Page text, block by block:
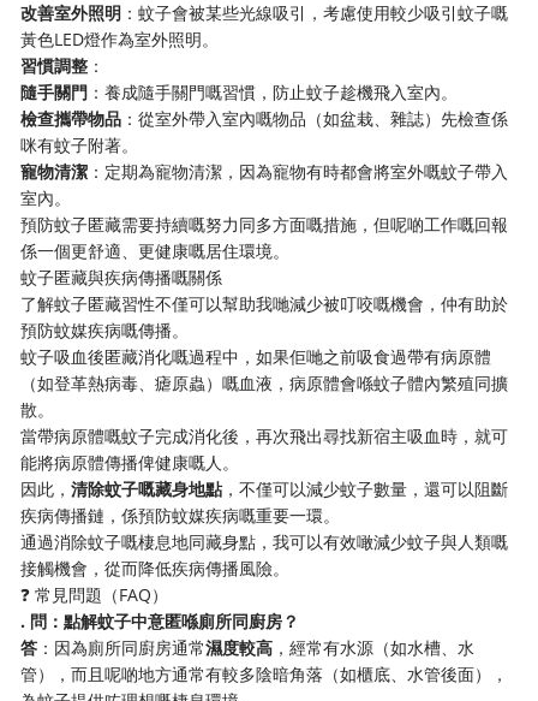
​改善室外照明​ ​：蚊子會被某些光線吸引，考慮使用較少吸引蚊子嘅
黃色LED燈作為室外照明。
​習慣調整​ ​：
​隨手關門​ ​：養成隨手關門嘅習慣，防止蚊子趁機飛入室內。
​檢查攜帶物品​ ​：從室外帶入室內嘅物品（如盆栽、雜誌）先檢查係
咪有蚊子附著。
​寵物清潔​ ​：定期為寵物清潔，因為寵物有時都會將室外嘅蚊子帶入
室內。
預防蚊子匿藏需要持續嘅努力同多方面嘅措施，但呢啲工作嘅回報
係一個更舒適、更健康嘅居住環境。
蚊子匿藏與疾病傳播嘅關係
了解蚊子匿藏習性不僅可以幫助我哋減少被叮咬嘅機會，仲有助於
預防蚊媒疾病嘅傳播。
蚊子吸血後匿藏消化嘅過程中，如果佢哋之前吸食過帶有病原體
（如登革熱病毒、瘧原蟲）嘅血液，病原體會喺蚊子體內繁殖同擴
散。
當帶病原體嘅蚊子完成消化後，再次飛出尋找新宿主吸血時，就可
能將病原體傳播俾健康嘅人。
因此，​​清除蚊子嘅藏身地點​ ​，不僅可以減少蚊子數量，還可以阻斷
疾病傳播鏈，係預防蚊媒疾病嘅重要一環。
通過消除蚊子嘅棲息地同藏身點，我可以有效噉減少蚊子與人類嘅
接觸機會，從而降低疾病傳播風險。
❓ 常見問題（FAQ）
​. 問：點解蚊子中意匿喺廁所同廚房？​
​答​ ​：因為廁所同廚房通常​​濕度較高​ ​，經常有水源（如水槽、水
管），而且呢啲地方通常有較多陰暗角落（如櫃底、水管後面），